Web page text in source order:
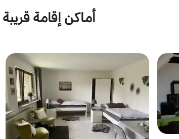
أماكن إقامة